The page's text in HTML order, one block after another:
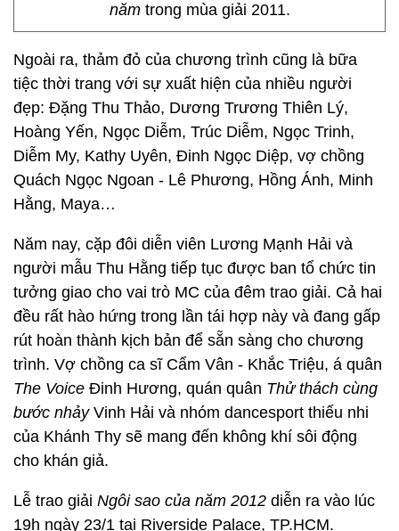
nămtrong mùa giải 2011.
Ngoài ra, thảm đỏ của chương trình cũng là bữa
tiệc thời trang với sự xuất hiện của nhiều người
đẹp: Đặng Thu Thảo, Dương Trương Thiên Lý,
Hoàng Yến, Ngọc Diễm, Trúc Diễm, Ngọc Trinh,
Diễm My, Kathy Uyên, Đinh Ngọc Diệp, vợ chồng
Quách Ngọc Ngoan - Lê Phương, Hồng Ánh, Minh
Hằng, Maya…
Năm nay, cặp đôi diễn viên Lương Mạnh Hải và
người mẫu Thu Hằng tiếp tục được ban tổ chức tin
tưởng giao cho vai trò MC của đêm trao giải. Cả hai
đều rất hào hứng trong lần tái hợp này và đang gấp
rút hoàn thành kịch bản để sẵn sàng cho chương
trình. Vợ chồng ca sĩ Cẩm Vân - Khắc Triệu, á quân
The Voice Đinh Hương, quán quân Thử thách cùng
bước nhảy Vinh Hải và nhóm dancesport thiếu nhi
của Khánh Thy sẽ mang đến không khí sôi động
cho khán giả.
Lễ trao giải Ngôi sao của năm 2012 diễn ra vào lúc
19h ngày 23/1 tại Riverside Palace, TP.HCM.